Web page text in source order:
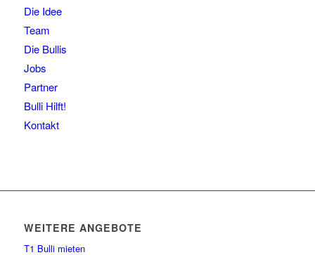
Die Idee
Team
Die Bullis
Jobs
Partner
Bulli Hilft!
Kontakt
WEITERE ANGEBOTE
T1 Bulli mieten